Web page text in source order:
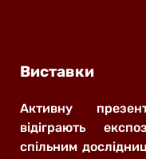
Виставки
Активну
відіграють
спільним